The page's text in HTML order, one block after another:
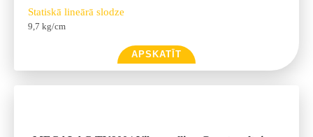
Statiskā lineārā slodze
9,7 kg/cm
APSKATĪT